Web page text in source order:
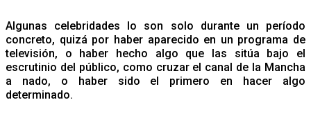
Algunas celebridades lo son solo durante un período
concreto, quizá por haber aparecido en un programa de
televisión, o haber hecho algo que las sitúa bajo el
escrutinio del público, como cruzar el canal de la Mancha
a nado, o haber sido el primero en hacer algo
determinado.